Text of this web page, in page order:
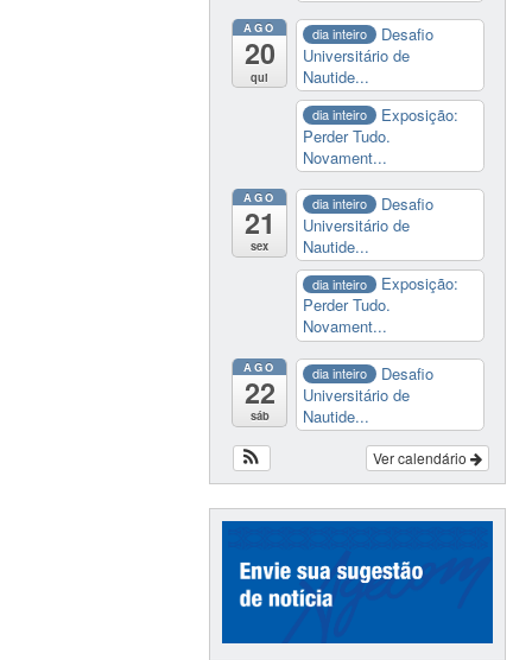
AGO
20
qui
dia inteiro
Desafio
Universitário de
Nautide...
dia inteiro
Exposição:
Perder Tudo.
Novament...
AGO
21
sex
dia inteiro
Desafio
Universitário de
Nautide...
dia inteiro
Exposição:
Perder Tudo.
Novament...
AGO
22
sáb
dia inteiro
Desafio
Universitário de
Nautide...
Ver calendário